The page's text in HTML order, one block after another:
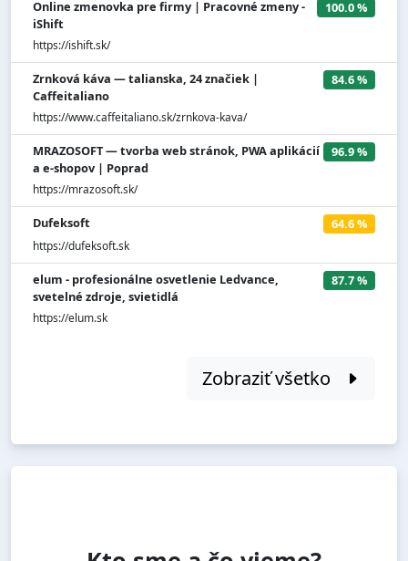
Online zmenovka pre firmy | Pracovné zmeny -
iShift
100.0 %
https://ishift.sk/
Zrnková káva — talianska, 24 značiek |
Caffeitaliano
84.6 %
https://www.caffeitaliano.sk/zrnkova-kava/
MRAZOSOFT — tvorba web stránok, PWA aplikácií
a e-shopov | Poprad
96.9 %
https://mrazosoft.sk/
Dufeksoft 64.6 %
https://dufeksoft.sk
elum - profesionálne osvetlenie Ledvance,
svetelné zdroje, svietidlá
87.7 %
https://elum.sk
Zobraziť všetko